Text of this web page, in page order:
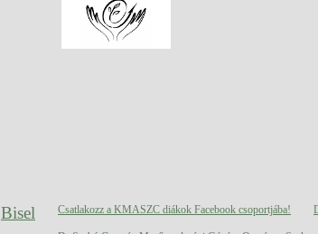
Bisel Csatlakozz a KMASZC diákok Facebook csoportjába!